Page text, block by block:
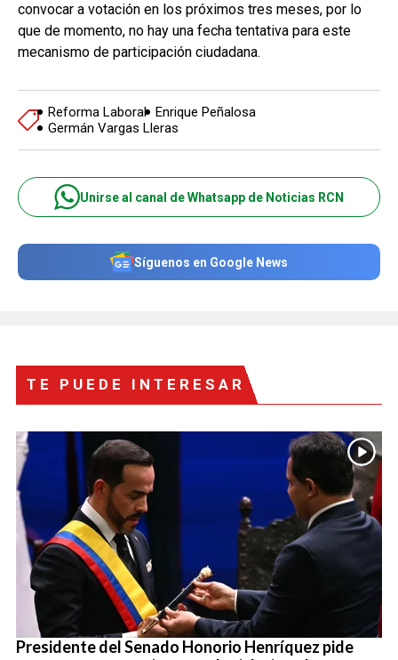
convocar a votación en los próximos tres meses, por lo
que de momento, no hay una fecha tentativa para este
mecanismo de participación ciudadana.
Reforma Laboral Enrique Peñalosa
Germán Vargas Lleras
Unirse al canal de Whatsapp de Noticias RCN
Síguenos en Google News
TE PUEDE INTERESAR
Presidente del Senado Honorio Henríquez pide